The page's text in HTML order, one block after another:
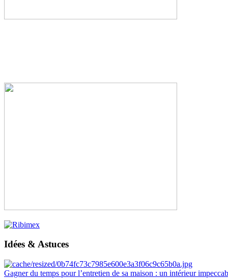
Idées & Astuces
Gagner du temps pour l’entretien de sa maison : un intérieur